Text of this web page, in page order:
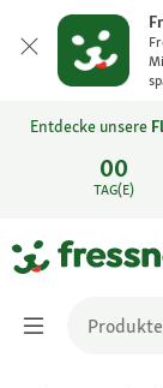
00
TAG(E)
Entdecke unsere